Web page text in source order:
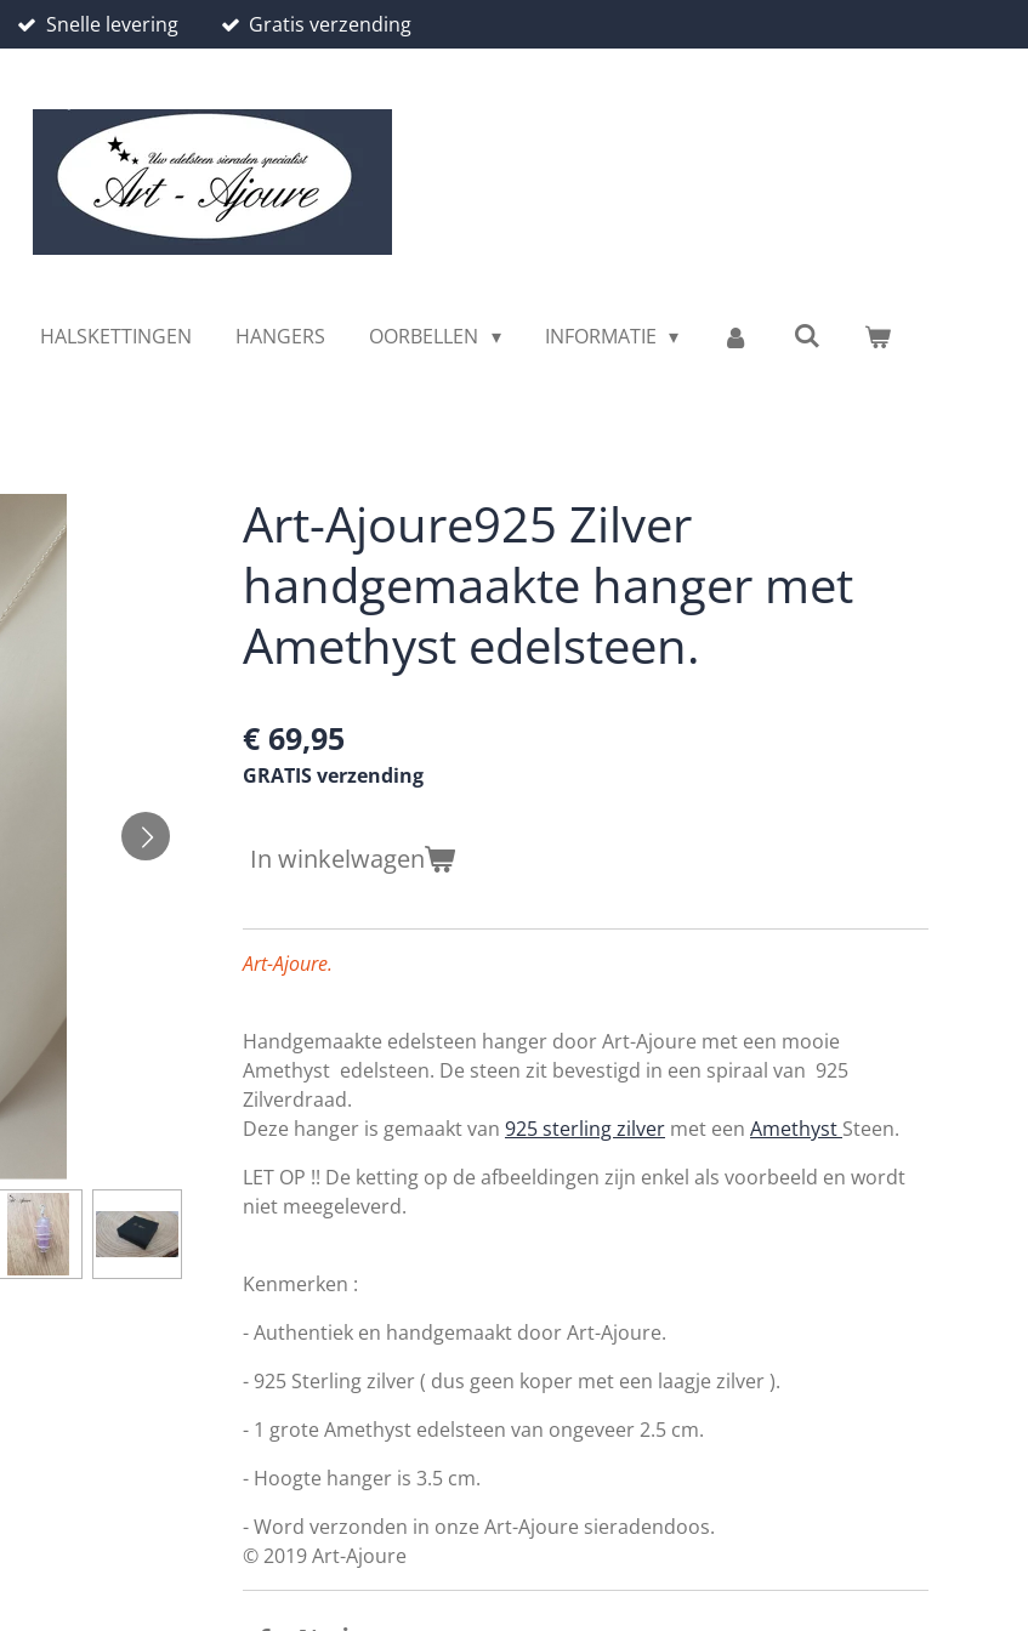
Snelle levering Gratis verzending
HALSKETTINGEN HANGERS OORBELLEN INFORMATIE
Art-Ajoure925 Zilver
handgemaakte hanger met
Amethyst edelsteen.
€ 69,95
GRATIS verzending
In winkelwagen
Art-Ajoure.
Handgemaakte edelsteen hanger door Art-Ajoure met een mooie
Amethyst edelsteen. De steen zit bevestigd in een spiraal van 925
Zilverdraad.
Deze hanger is gemaakt van 925 sterling zilver met een Amethyst Steen.
LET OP !! De ketting op de afbeeldingen zijn enkel als voorbeeld en wordt
niet meegeleverd.
Kenmerken :
- Authentiek en handgemaakt door Art-Ajoure.
- 925 Sterling zilver ( dus geen koper met een laagje zilver ).
- 1 grote Amethyst edelsteen van ongeveer 2.5 cm.
- Hoogte hanger is 3.5 cm.
- Word verzonden in onze Art-Ajoure sieradendoos.
© 2019 Art-Ajoure